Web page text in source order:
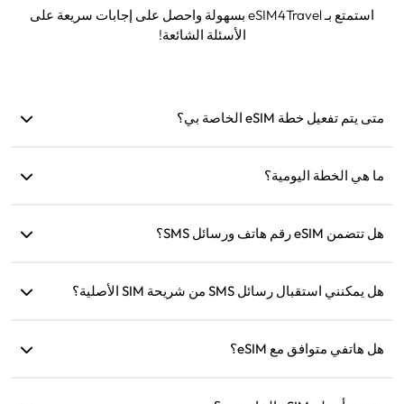
استمتع بـ eSIM4Travel بسهولة واحصل على إجابات سريعة على
الأسئلة الشائعة!
متى يتم تفعيل خطة eSIM الخاصة بي؟
السفر.
ما هي الخطة اليومية؟
الساعة 9 صباحًا في اليوم التالي. إذا استنفدت البيانات اليومية،هل تتضمن eSIM رقم هاتف ورسائل SMS؟
WhatsApp للتواصل.
هل يمكنني استقبال رسائل SMS من شريحة SIM الأصلية؟
الوقت لاستقبال الرسائل النصية مثل إشعارات بطاقات الائتمان
هل هاتفي متوافق مع eSIM؟